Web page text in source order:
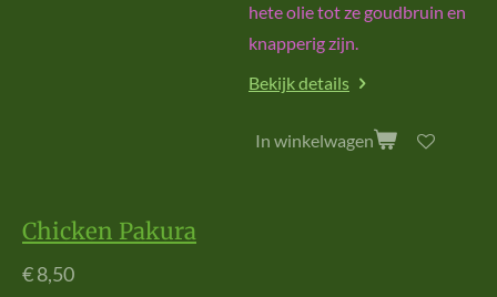
hete olie tot ze goudbruin en
knapperig zijn.
Bekijk details
In winkelwagen
Chicken Pakura
€ 8,50